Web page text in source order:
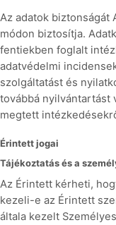
Az adatok biztonságát
módon biztosítja.
fentiekben foglalt
adatvédelmi
szolgáltatást és
továbbá nyilvántartást
megtett
Érintett jogai
Tájékoztatás és a
Az Érintett kérheti,
kezeli-e az Érintett
általa kezelt